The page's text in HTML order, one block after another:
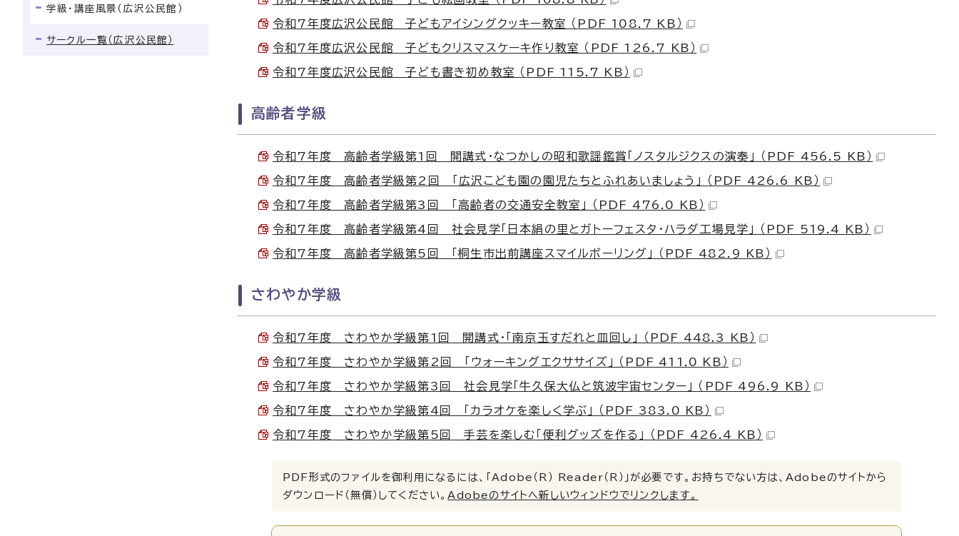
令和7年度広沢公民館 子どもアイシングクッキー教室 （PDF 108.7 KB）
令和7年度広沢公民館 子どもクリスマスケーキ作り教室 （PDF 126.7 KB）
令和7年度広沢公民館 子ども書き初め教室 （PDF 115.7 KB）
高齢者学級
令和7年度 高齢者学級第1回 開講式・なつかしの昭和歌謡鑑賞「ノスタルジクスの演奏」 （PDF 456.5 KB）
令和7年度 高齢者学級第2回 「広沢こども園の園児たちとふれあいましょう」 （PDF 426.6 KB）
令和7年度 高齢者学級第3回 「高齢者の交通安全教室」 （PDF 476.0 KB）
令和7年度 高齢者学級第4回 社会見学「日本絹の里とガトーフェスタ・ハラダ工場見学」 （PDF 519.4 KB）
令和7年度 高齢者学級第5回 「桐生市出前講座スマイルボーリング」 （PDF 482.9 KB）
さわやか学級
令和7年度 さわやか学級第1回 開講式・「南京玉すだれと皿回し」 （PDF 448.3 KB）
令和7年度 さわやか学級第2回 「ウォーキングエクササイズ」 （PDF 411.0 KB）
令和7年度 さわやか学級第3回 社会見学「牛久保大仏と筑波宇宙センター」 （PDF 496.9 KB）
令和7年度 さわやか学級第4回 「カラオケを楽しく学ぶ」 （PDF 383.0 KB）
令和7年度 さわやか学級第5回 手芸を楽しむ「便利グッズを作る」 （PDF 426.4 KB）
PDF形式のファイルを御利用になるには、「Adobe（R） Reader（R）」が必要です。お持ちでない方は、Adobeのサイトから
ダウンロード（無償）してください。 Adobeのサイトへ新しいウィンドウでリンクします。
学級・講座風景（広沢公民館）
サークル一覧（広沢公民館）